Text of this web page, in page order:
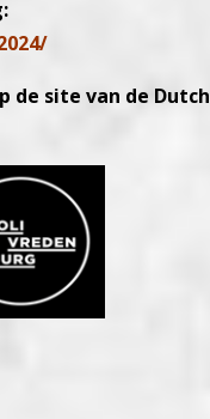
de site van de Dutch